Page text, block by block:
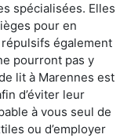
spécialisées. Elles
pour en
également
pourront pas y
lit à Marennes est
d’éviter leur
à vous seul de
ou d’employer